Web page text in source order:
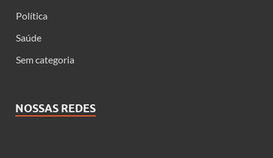
Política
Saúde
Sem categoria
NOSSAS REDES